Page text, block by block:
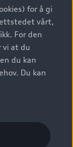
for å gi
vårt,
For den
vi at du
du kan
Du kan